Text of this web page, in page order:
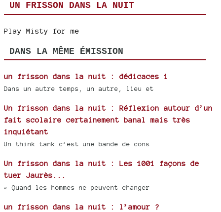
UN FRISSON DANS LA NUIT
Play Misty for me
DANS LA MÊME ÉMISSION
un frisson dans la nuit : dédicaces 1
Dans un autre temps, un autre, lieu et
Un frisson dans la nuit : Réflexion autour d’un
fait scolaire certainement banal mais très
inquiétant
Un think tank c’est une bande de cons
Un frisson dans la nuit : Les 1001 façons de
tuer Jaurès...
« Quand les hommes ne peuvent changer
un frisson dans la nuit : l’amour ?